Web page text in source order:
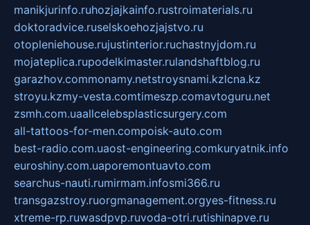
manikjurinfo.ruhozjajkainfo.rustroimaterials.ru
doktoradvice.ruselskoehozjajstvo.ru
otopleniehouse.rujustinterior.ruchastnyjdom.ru
mojateplica.rupodelkimaster.rulandshaftblog.ru
garazhov.commonamy.netstroysnami.kzlcna.kz
stroyu.kzmy-vesta.comtimeszp.comavtoguru.net
zsmh.com.uaallcelebsplasticsurgery.com
all-tattoos-for-men.compoisk-auto.com
best-radio.com.uaost-engineering.comkuryatnik.info
euroshiny.com.uaporemontuavto.com
searchus-nauti.rumirmam.infosmi366.ru
transgazstroy.ruorgmanagement.orgyes-fitness.ru
xtreme-rp.ruwasdpvp.ruvoda-otri.rutishinapve.ru